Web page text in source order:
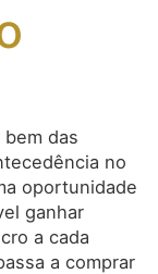
das
no
oportunidade
ganhar
a cada
a comprar